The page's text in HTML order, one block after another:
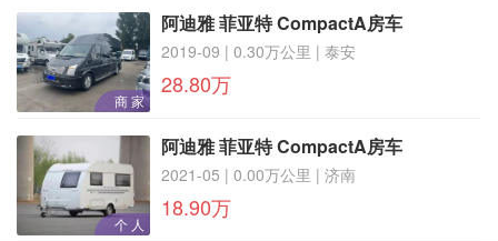
商 家
阿迪雅 菲亚特 CompactA房车
2019-09 | 0.30万公里 | 泰安
28.80万
个 人
阿迪雅 菲亚特 CompactA房车
2021-05 | 0.00万公里 | 济南
18.90万